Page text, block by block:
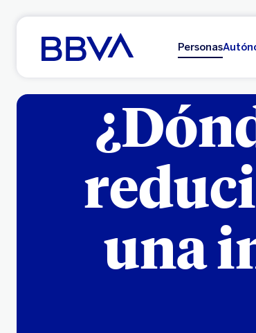
Ir al contenido principal
Personas
una